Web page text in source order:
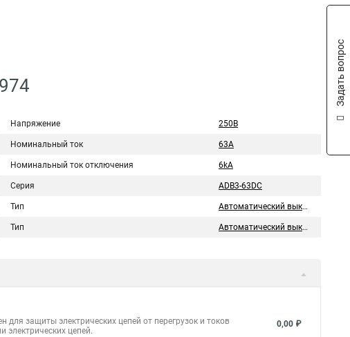
Напряжение 250В
Номинальный ток 63A
Номинальный ток отключения 6kA
Серия ADB3-63DC
Тип Автоматический выключатель
Тип Автоматический выключатель
защиты электрических цепей от перегрузок и токов
электрических цепей.
0,00 ₽
Задать вопрос